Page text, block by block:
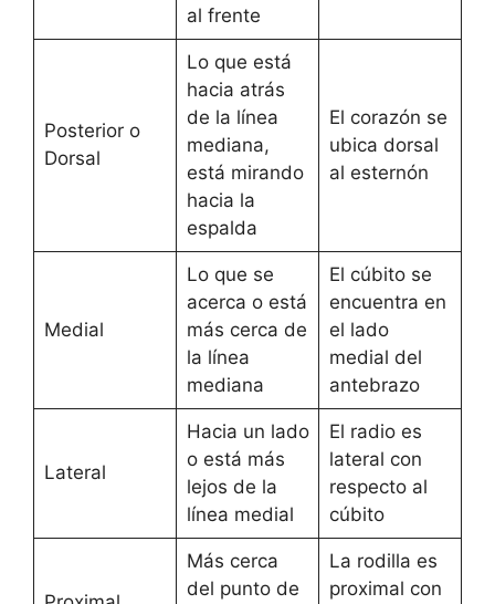
al frente
Posterior o
Dorsal
Lo que está
hacia atrás
de la línea
mediana,
está mirando
hacia la
espalda
El corazón se
ubica dorsal
al esternón
Medial
Lo que se
acerca o está
más cerca de
la línea
mediana
El cúbito se
encuentra en
el lado
medial del
antebrazo
Lateral
Hacia un lado
o está más
lejos de la
línea medial
El radio es
lateral con
respecto al
cúbito
Más cerca
del punto de
La rodilla es
proximal con